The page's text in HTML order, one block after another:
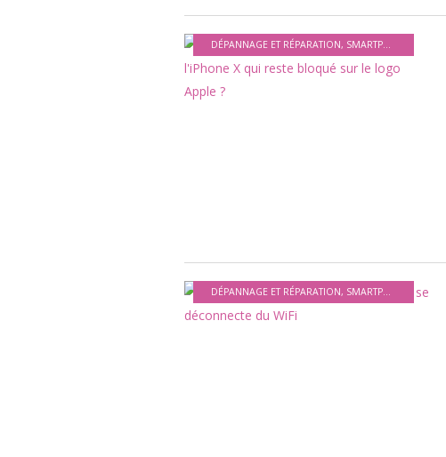
DÉPANNAGE ET RÉPARATION, SMARTPHONES ET APPAREILS MOBILES
DÉPANNAGE ET RÉPARATION, SMARTPHONES ET APPAREILS MOBILES